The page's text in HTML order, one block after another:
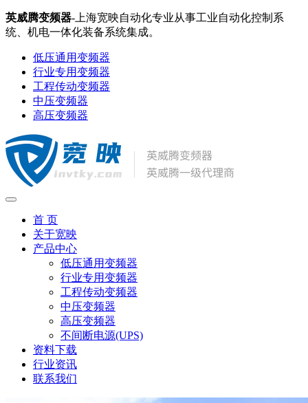
英威腾变频器-上海宽映自动化专业从事工业自动化控制系
统、机电一体化装备系统集成。
低压通用变频器
行业专用变频器
工程传动变频器
中压变频器
高压变频器
首 页
关于宽映
产品中心
低压通用变频器
行业专用变频器
工程传动变频器
中压变频器
高压变频器
不间断电源(UPS)
资料下载
行业资讯
联系我们